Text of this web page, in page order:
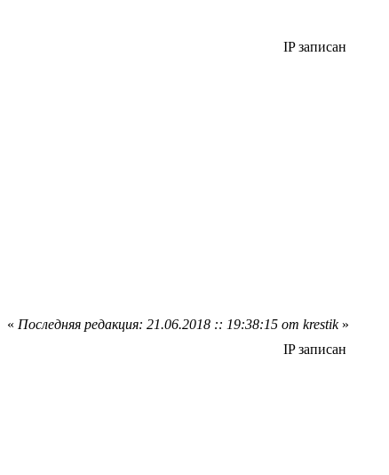
IP записан
« Последняя редакция: 21.06.2018 :: 19:38:15 от krestik»
IP записан